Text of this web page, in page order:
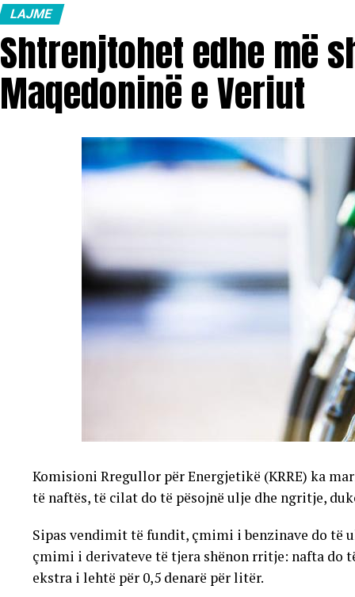
LAJME
Shtrenjtohet edhe më
Maqedoninë e Veriut
Komisioni Rregullor për Energjetikë (KRRE) ka
të naftës, të cilat do të pësojnë ulje dhe ngritje,
Sipas vendimit të fundit, çmimi i benzinave do të
çmimi i derivateve të tjera shënon rritje: nafta do
ekstra i lehtë për 0,5 denarë për litër.